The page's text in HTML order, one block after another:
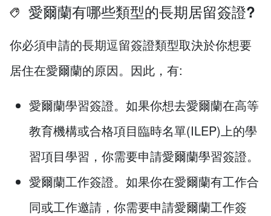
愛爾蘭有哪些類型的長期居留簽證?
你必須申請的長期逗留簽證類型取決於你想要
居住在愛爾蘭的原因。因此，有:
愛爾蘭學習簽證。如果你想去愛爾蘭在高等
教育機構或合格項目臨時名單(ILEP)上的學
習項目學習，你需要申請愛爾蘭學習簽證。
愛爾蘭工作簽證。如果你在愛爾蘭有工作合
同或工作邀請，你需要申請愛爾蘭工作簽